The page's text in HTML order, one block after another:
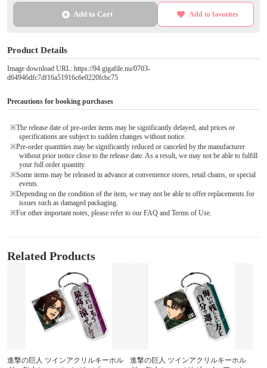
Add to Cart Add to favorites
Product Details
Image download URL: https://94.gigafile.nu/0703-
d64946dfc7df16a51916c6e0220fcbc75
Precautions for booking purchases
※The release date of pre-order items may be significantly delayed, and prices or
specifications are subject to sudden changes without notice.
※Pre-order quantities may be significantly reduced or canceled by the manufacturer
without prior notice close to the release date. As a result, we may not be able to fulfill
your full order quantity.
※Some items may be released in advance at convenience stores, retail chains, or special
events.
※Depending on the condition of the item, we may not be able to offer replacements for
issues such as damaged packaging.
※For other important notes, please refer to our FAQ and Terms of Use.
Related Products
進撃の巨人 ツインアクリルキーホル
進撃の巨人 ツインアクリルキーホル